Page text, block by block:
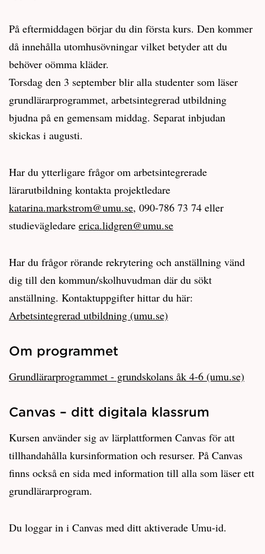
På eftermiddagen börjar du din första kurs. Den kommer
då innehålla utomhusövningar vilket betyder att du
behöver oömma kläder.
Torsdag den 3 september blir alla studenter som läser
grundlärarprogrammet, arbetsintegrerad utbildning
bjudna på en gemensam middag. Separat inbjudan
skickas i augusti.
Har du ytterligare frågor om arbetsintegrerade
lärarutbildning kontakta projektledare
katarina.markstrom@umu.se, 090-786 73 74 eller
studievägledare erica.lidgren@umu.se
Har du frågor rörande rekrytering och anställning vänd
dig till den kommun/skolhuvudman där du sökt
anställning. Kontaktuppgifter hittar du här:
Arbetsintegrerad utbildning (umu.se)
Om programmet
Grundlärarprogrammet - grundskolans åk 4-6 (umu.se)
Canvas – ditt digitala klassrum
Kursen använder sig av lärplattformen Canvas för att
tillhandahålla kursinformation och resurser. På Canvas
finns också en sida med information till alla som läser ett
grundlärarprogram.
Du loggar in i Canvas med ditt aktiverade Umu-id.